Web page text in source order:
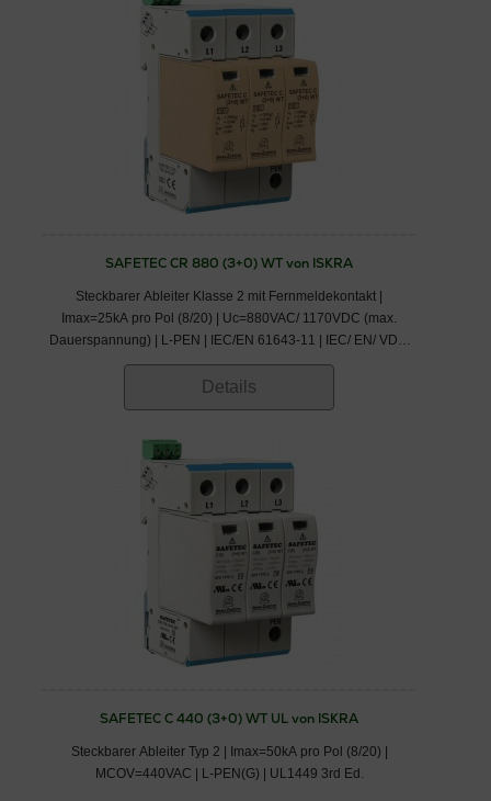
SAFETEC CR 880 (3+0) WT von ISKRA
Steckbarer Ableiter Klasse 2 mit Fernmeldekontakt |
Imax=25kA pro Pol (8/20) | Uc=880VAC/ 1170VDC (max.
Dauerspannung) | L-PEN | IEC/EN 61643-11 | IEC/ EN/ VDE:
Klasse II/ Typ 2/ C
Details
SAFETEC C 440 (3+0) WT UL von ISKRA
Steckbarer Ableiter Typ 2 | Imax=50kA pro Pol (8/20) |
MCOV=440VAC | L-PEN(G) | UL1449 3rd Ed.